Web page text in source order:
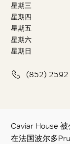
星期三
星期四
星期五
星期六
星期日
(852)
Caviar House
在法国波尔多